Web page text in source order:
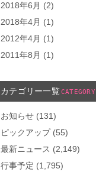
2018年6月 (2)
2018年4月 (1)
2012年4月 (1)
2011年8月 (1)
カテゴリー一覧 CATEGORY
お知らせ (131)
ピックアップ (55)
最新ニュース (2,149)
行事予定 (1,795)